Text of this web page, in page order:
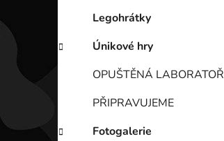
Legohrátky
Únikové hry
OPUŠTĚNÁ LABORATOŘ
PŘIPRAVUJEME
Fotogalerie